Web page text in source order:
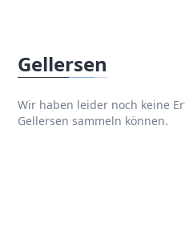
Gellersen
Wir haben leider noch keine
Gellersen sammeln können.